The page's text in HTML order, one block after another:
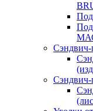
Сэндвич-
Сэндвич-